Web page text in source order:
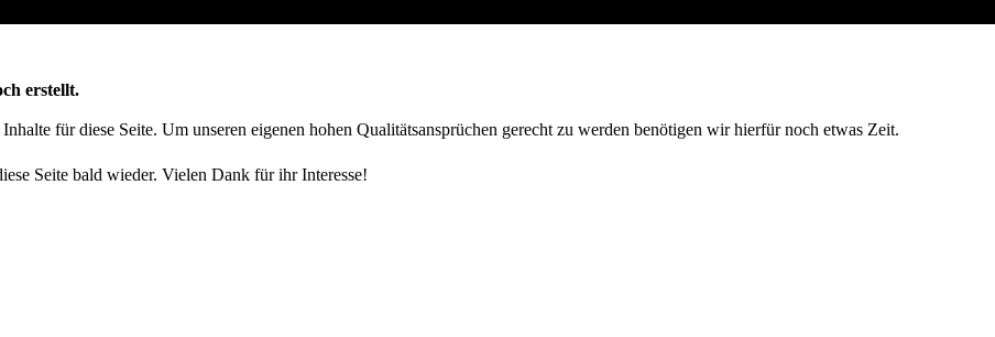
erstellt.
für diese Seite. Um unseren eigenen hohen Qualitätsansprüchen gerecht zu werden benötigen wir hierfür noch etwas Zeit.
Seite bald wieder. Vielen Dank für ihr Interesse!